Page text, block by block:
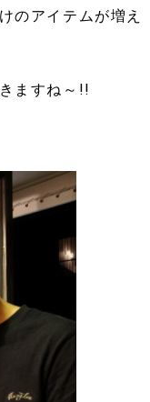
アイテムが増え
ますね～!!